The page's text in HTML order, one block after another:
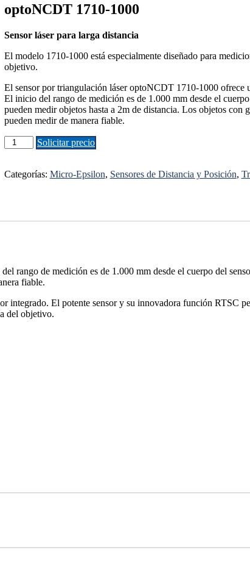
optoNCDT 1710-1000
Sensor láser para larga distancia
El modelo 1710-1000 está especialmente diseñado para
objetivo.
El sensor por triangulación láser optoNCDT 1710-1000 ofrece
El inicio del rango de medición es de 1.000 mm desde el
pueden medir objetos hasta a 2m de distancia. Los objetos con
pueden medir de manera fiable.
optoNCDT
1710-
cantidad
Solicitar precio
Categorías: Micro-Epsilon, Sensores de Distancia y Posición,
de medición es de 1.000 mm desde el cuerpo del
fiable.
El potente sensor y su innovadora función RTSC
del objetivo.